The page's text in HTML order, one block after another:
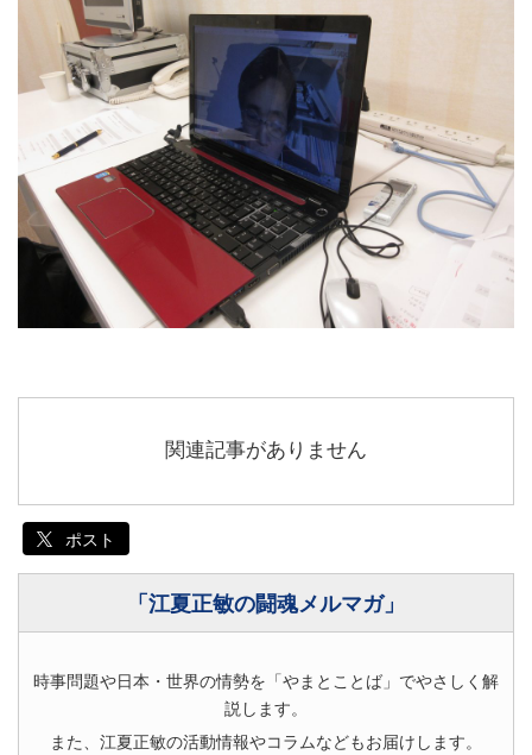
関連記事がありません
ポスト
「江夏正敏の闘魂メルマガ」
時事問題や日本・世界の情勢を「やまとことば」でやさしく解
説します。
また、江夏正敏の活動情報やコラムなどもお届けします。